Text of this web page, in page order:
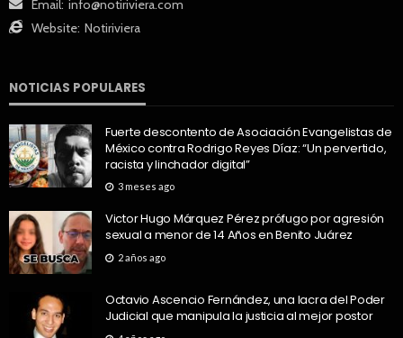
Email: info@notiriviera.com
Website: Notiriviera
NOTICIAS POPULARES
Fuerte descontento de Asociación Evangelistas de
México contra Rodrigo Reyes Díaz: “Un pervertido,
racista y linchador digital”
3 meses ago
Victor Hugo Márquez Pérez prófugo por agresión
sexual a menor de 14 Años en Benito Juárez
2 años ago
Octavio Ascencio Fernández, una lacra del Poder
Judicial que manipula la justicia al mejor postor